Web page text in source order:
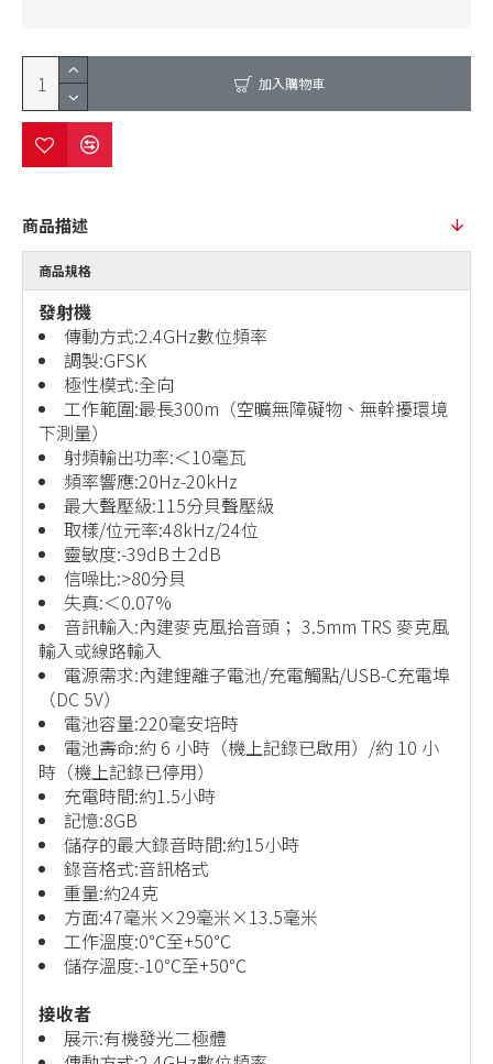
加入購物車
商品描述
商品規格
發射機
傳動方式:2.4GHz數位頻率
調製:GFSK
極性模式:全向
工作範圍:最長300m（空曠無障礙物、無幹擾環境
下測量）
射頻輸出功率:＜10毫瓦
頻率響應:20Hz-20kHz
最大聲壓級:115分貝聲壓級
取樣/位元率:48kHz/24位
靈敏度:-39dB±2dB
信噪比:>80分貝
失真:＜0.07%
音訊輸入:內建麥克風拾音頭； 3.5mm TRS 麥克風
輸入或線路輸入
電源需求:內建鋰離子電池/充電觸點/USB-C充電埠
（DC 5V）
電池容量:220毫安培時
電池壽命:約 6 小時（機上記錄已啟用）/約 10 小
時（機上記錄已停用）
充電時間:約1.5小時
記憶:8GB
儲存的最大錄音時間:約15小時
錄音格式:音訊格式
重量:約24克
方面:47毫米×29毫米×13.5毫米
工作溫度:0℃至+50℃
儲存溫度:-10℃至+50℃
接收者
展示:有機發光二極體